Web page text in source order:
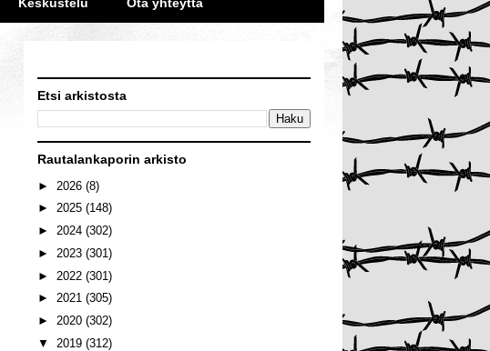
Etsi arkistosta
Rautalankaporin arkisto
► 2026 (8)
► 2025 (148)
► 2024 (302)
► 2023 (301)
► 2022 (301)
► 2021 (305)
► 2020 (302)
▼ 2019 (312)